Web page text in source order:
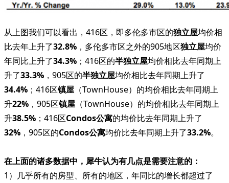
从上图我们可以看出，416区，即多伦多市区的独立屋均价相
比去年上升了32.8% ，多伦多市区之外的905地区独立屋均价
年同比上升了34.3% ；416区的半独立屋均价相比去年同期上
升了33.3% ，905区的半独立屋均价相比去年同期上升了
34.4% ；416区镇屋 （TownHouse）的均价相比去年同期上
升22% ，905区镇屋 （TownHouse）的均价相比去年同期上
升38.5% ；416区Condos公寓的均价比去年同期上升了
32% ，905区的Condos公寓均价比去年同期上升了33.2%。
在上面的诸多数据中，犀牛认为有几点是需要注意的：
1）几乎所有的房型、所有的地区，年同比的增长都超过了